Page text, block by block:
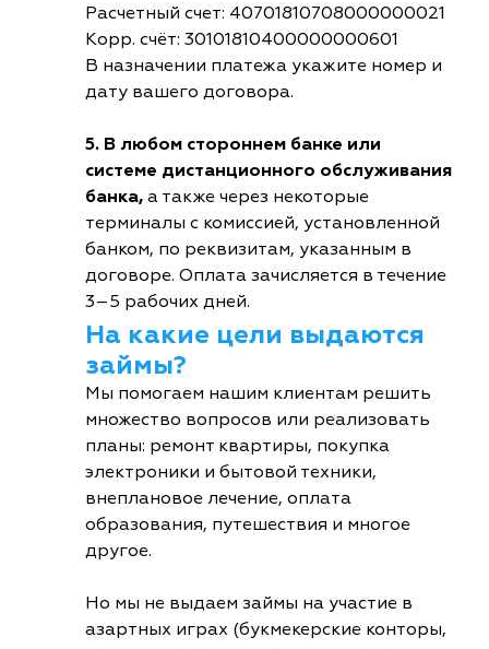
Расчетный счет: 40701810708000000021
Корр. счёт: 30101810400000000601
В назначении платежа укажите номер и
дату вашего договора.
5. В любом стороннем банке или
системе дистанционного обслуживания
банка, а также через некоторые
терминалы с комиссией, установленной
банком, по реквизитам, указанным в
договоре. Оплата зачисляется в течение
3–5 рабочих дней.
На какие цели выдаются
займы?
Мы помогаем нашим клиентам решить
множество вопросов или реализовать
планы: ремонт квартиры, покупка
электроники и бытовой техники,
внеплановое лечение, оплата
образования, путешествия и многое
другое.
Но мы не выдаем займы на участие в
азартных играх (букмекерские конторы,